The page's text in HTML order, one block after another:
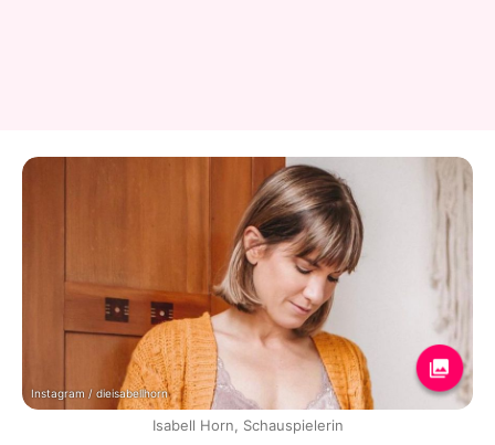
Instagram / dieisabellhorn
Isabell Horn, Schauspielerin